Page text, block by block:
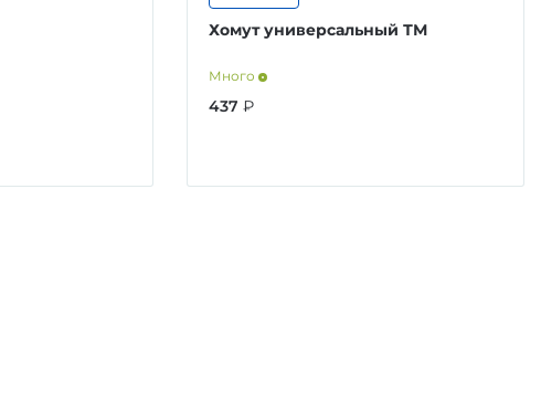
Хомут универсальный ТМ
Много
437 ₽